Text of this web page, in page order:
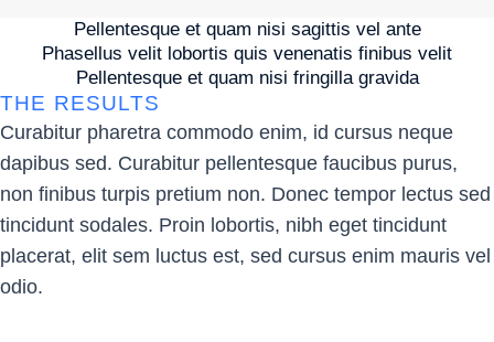
Pellentesque et quam nisi sagittis vel ante
Phasellus velit lobortis quis venenatis finibus velit
Pellentesque et quam nisi fringilla gravida
THE RESULTS
Curabitur pharetra commodo enim, id cursus neque
dapibus sed. Curabitur pellentesque faucibus purus,
non finibus turpis pretium non. Donec tempor lectus sed
tincidunt sodales. Proin lobortis, nibh eget tincidunt
placerat, elit sem luctus est, sed cursus enim mauris vel
odio.